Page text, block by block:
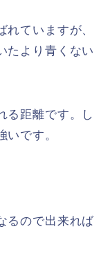
ていますが、
たより青くない
る距離です。し
です。
るので出来れば